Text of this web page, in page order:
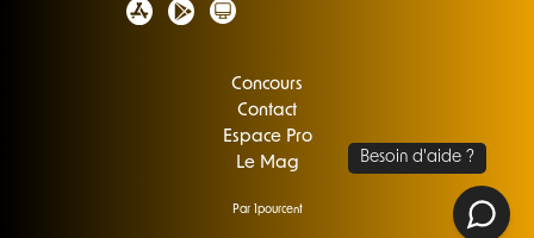
Concours
Contact
Espace Pro
Le Mag
Par 1pourcent